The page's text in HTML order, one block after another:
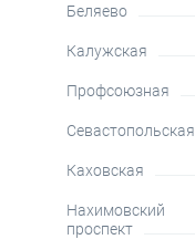
Беляево
Калужская
Профсоюзная
Севастопольская
Каховская
Нахимовский
проспект